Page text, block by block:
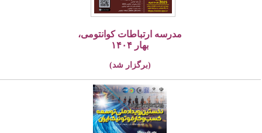
مدرسه ارتباطات کوانتومی،
بهار ۱۴۰۴
(برگزار شد)